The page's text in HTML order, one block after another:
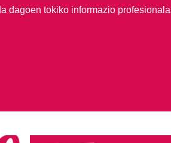
dagoen tokiko informazio profesionala